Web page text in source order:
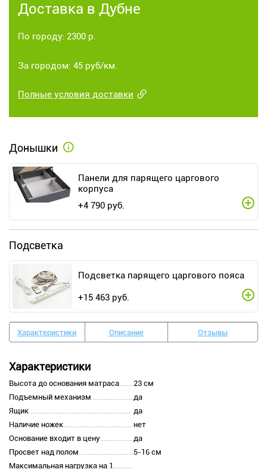
Доставка в Дубне
По городу: 2300 р.
За городом: 45 руб/км.
Полные условия доставки
Донышки
Панели для парящего царгового
корпуса
+4 790 руб.
Подсветка
Подсветка парящего царгового пояса
+15 463 руб.
Характеристики Описание Отзывы
Характеристики
Высота до основания матраса
23 см
Подъемный механизм
да
Ящик
да
Наличие ножек
нет
Основание входит в цену
да
Просвет над полом
5-16 см
Максимальная нагрузка на 1